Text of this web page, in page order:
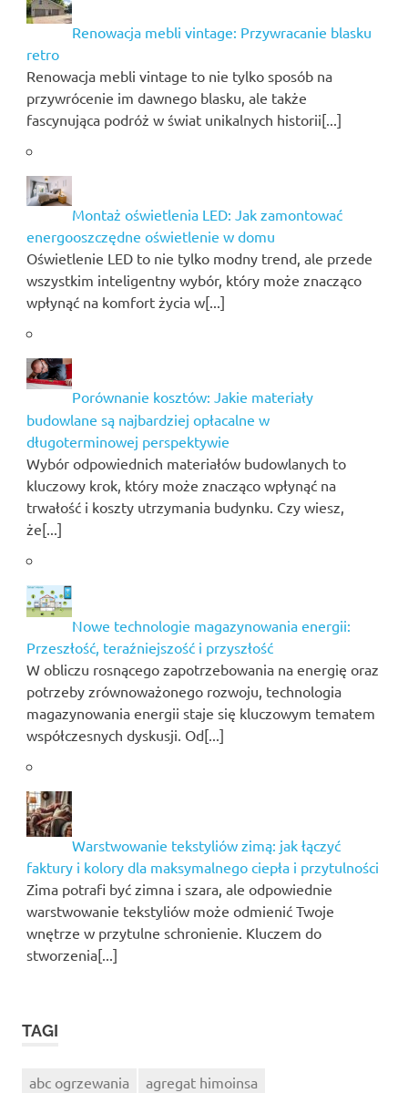
Renowacja mebli vintage: Przywracanie blasku
retro
Renowacja mebli vintage to nie tylko sposób na
przywrócenie im dawnego blasku, ale także
fascynująca podróż w świat unikalnych historii[...]
Montaż oświetlenia LED: Jak zamontować
energooszczędne oświetlenie w domu
Oświetlenie LED to nie tylko modny trend, ale przede
wszystkim inteligentny wybór, który może znacząco
wpłynąć na komfort życia w[...]
Porównanie kosztów: Jakie materiały
budowlane są najbardziej opłacalne w
długoterminowej perspektywie
Wybór odpowiednich materiałów budowlanych to
kluczowy krok, który może znacząco wpłynąć na
trwałość i koszty utrzymania budynku. Czy wiesz,
że[...]
Nowe technologie magazynowania energii:
Przeszłość, teraźniejszość i przyszłość
W obliczu rosnącego zapotrzebowania na energię oraz
potrzeby zrównoważonego rozwoju, technologia
magazynowania energii staje się kluczowym tematem
współczesnych dyskusji. Od[...]
Warstwowanie tekstyliów zimą: jak łączyć
faktury i kolory dla maksymalnego ciepła i przytulności
Zima potrafi być zimna i szara, ale odpowiednie
warstwowanie tekstyliów może odmienić Twoje
wnętrze w przytulne schronienie. Kluczem do
stworzenia[...]
TAGI
abc ogrzewania
agregat himoinsa